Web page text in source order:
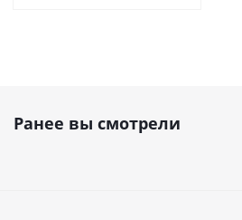
Ранее вы смотрели